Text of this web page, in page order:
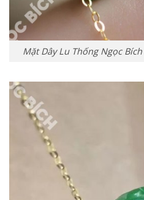
Mặt Dây Lu Thống Ngọc